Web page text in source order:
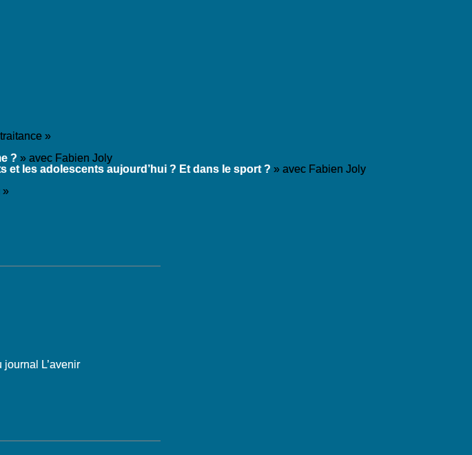
»
? » avec Fabien Joly
les adolescents aujourd’hui ? Et dans le sport ? » avec Fabien Joly
»
journal L’avenir